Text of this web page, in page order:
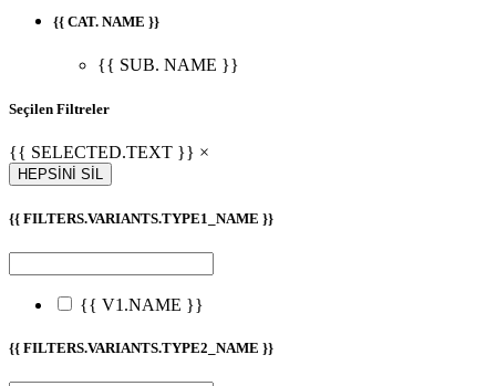
{{ CAT. NAME }}
{{ SUB. NAME }}
Seçilen Filtreler
{{ SELECTED.TEXT }} ×
HEPSİNİ SİL
{{ FILTERS.VARIANTS.TYPE1_NAME }}
{{ V1.NAME }}
{{ FILTERS.VARIANTS.TYPE2_NAME }}